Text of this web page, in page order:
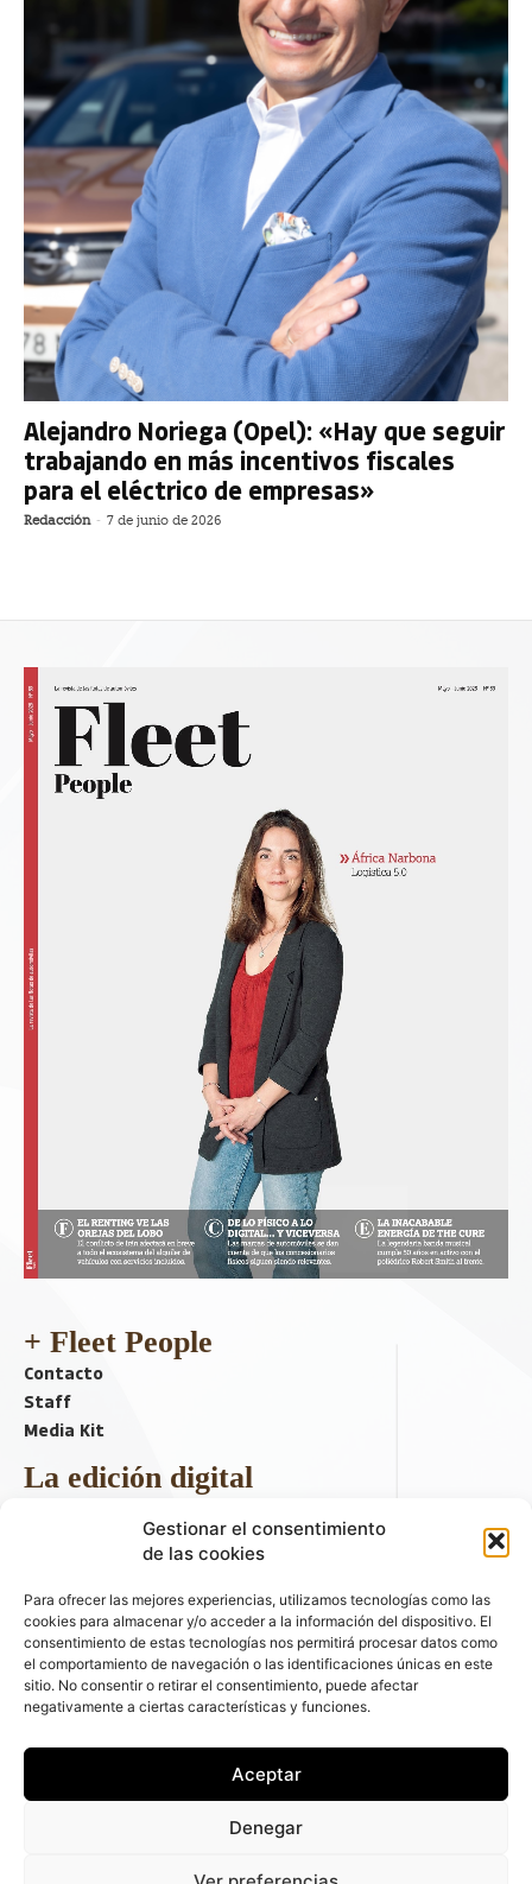
Gestionar el consentimiento
de las cookies
Para ofrecer las mejores experiencias, utilizamos tecnologías como las
cookies para almacenar y/o acceder a la información del dispositivo. El
consentimiento de estas tecnologías nos permitirá procesar datos como
el comportamiento de navegación o las identificaciones únicas en este
sitio. No consentir o retirar el consentimiento, puede afectar
negativamente a ciertas características y funciones.
Aceptar
Denegar
Alejandro Noriega (Opel): «Hay que seguir
trabajando en más incentivos fiscales
para el eléctrico de empresas»
Redacción - 7 de junio de 2026
+ Fleet People
Contacto
Staff
Media Kit
La edición digital
Descargar último ejemplar
ir a hemeroteca
+ Contenido en redes sociales
automóviles - C/ Fernández de la Hoz 70, 1ºB - 28003 - Madrid